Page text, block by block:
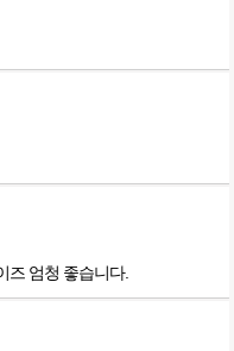
즈 엄청 좋습니다.